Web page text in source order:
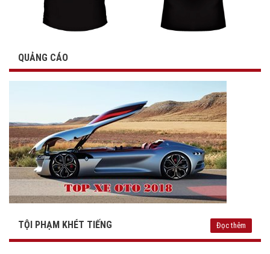
QUẢNG CÁO
TỘI PHẠM KHÉT TIẾNG Đọc thêm